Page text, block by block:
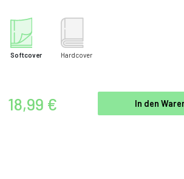
Softcover Hardcover
18,99 € In den